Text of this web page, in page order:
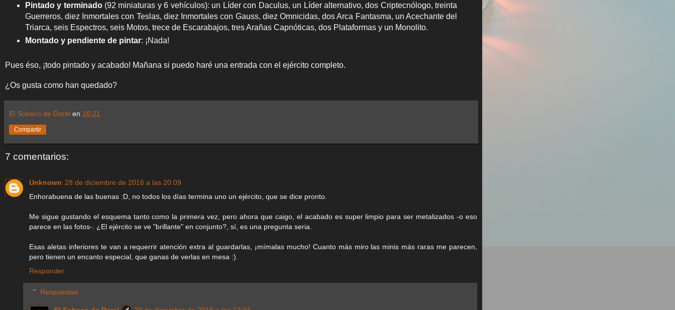
Pintado y terminado (92 miniaturas y 6 vehículos): un Líder con Daculus, un Líder alternativo, dos Criptecnólogo, treinta
Guerreros, diez Inmortales con Teslas, diez Inmortales con Gauss, diez Omnicidas, dos Arca Fantasma, un Acechante del
Triarca, seis Espectros, seis Motos, trece de Escarabajos, tres Arañas Capnóticas, dos Plataformas y un Monolito.
Montado y pendiente de pintar: ¡Nada!
Pues éso, ¡todo pintado y acabado! Mañana si puedo haré una entrada con el ejército completo.
¿Os gusta como han quedado?
El Sobaco de Darel en 16:21
Compartir
7 comentarios:
Unknown 28 de diciembre de 2016 a las 20:09
Enhorabuena de las buenas :D, no todos los días termina uno un ejército, que se dice pronto.
Me sigue gustando el esquema tanto como la primera vez, pero ahora que caigo, el acabado es super limpio para ser metalizados -o eso
parece en las fotos-. ¿El ejército se ve "brillante" en conjunto?, sí, es una pregunta seria.
Esas aletas inferiores te van a requerrir atención extra al guardarlas, ¡mímalas mucho! Cuanto más miro las minis más raras me parecen,
pero tienen un encanto especial, que ganas de verlas en mesa :).
Responder
Respuestas